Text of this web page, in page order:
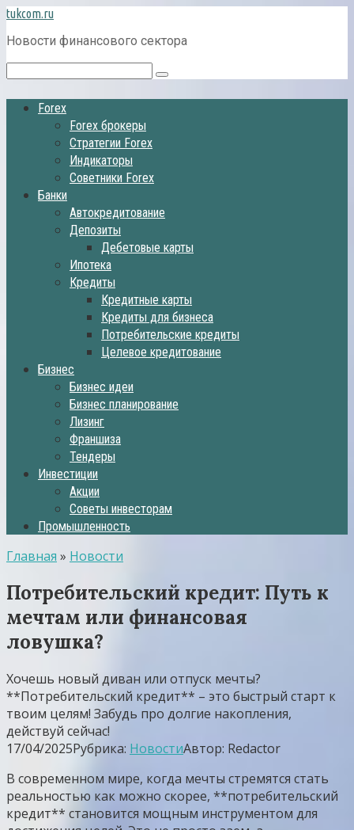
Перейти
к
контенту
tukcom.ru
Новости финансового сектора
Поиск:
Forex
Forex брокеры
Стратегии Forex
Индикаторы
Советники Forex
Банки
Автокредитование
Депозиты
Дебетовые карты
Ипотека
Кредиты
Кредитные карты
Кредиты для бизнеса
Потребительские кредиты
Целевое кредитование
Бизнес
Бизнес идеи
Бизнес планирование
Лизинг
Франшиза
Тендеры
Инвестиции
Акции
Советы инвесторам
Промышленность
Главная » Новости
Потребительский кредит: Путь к
мечтам или финансовая
ловушка?
Хочешь новый диван или отпуск мечты?
**Потребительский кредит** – это быстрый старт к
твоим целям! Забудь про долгие накопления,
действуй сейчас!
17/04/2025Рубрика: НовостиАвтор: Redactor
В современном мире, когда мечты стремятся стать
реальностью как можно скорее, **потребительский
кредит** становится мощным инструментом для